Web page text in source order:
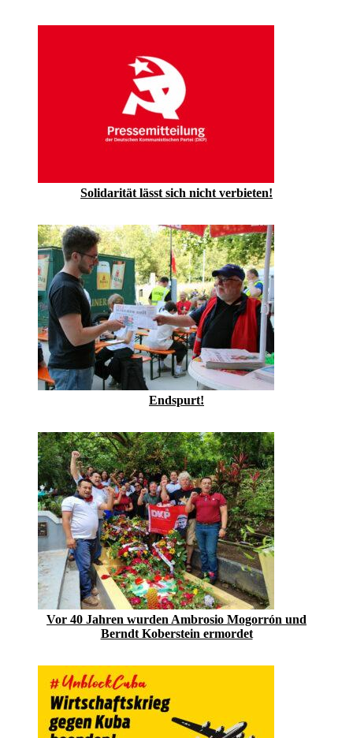
Solidarität lässt sich nicht verbieten!
Endspurt!
Vor 40 Jahren wurden Ambrosio Mogorrón und
Berndt Koberstein ermordet